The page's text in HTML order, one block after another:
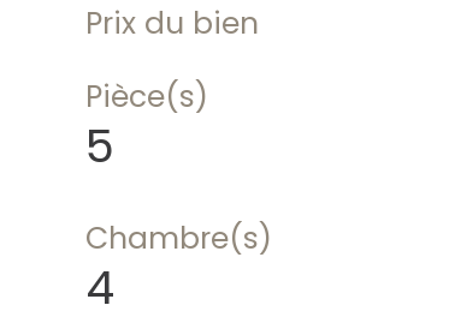
Prix du bien
Pièce(s)
5
Chambre(s)
4